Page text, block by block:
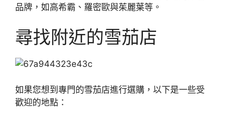
品牌，如高希霸、羅密歐與茱麗葉等。
尋找附近的雪茄店
如果您想到專門的雪茄店進行選購，以下是一些受
歡迎的地點：